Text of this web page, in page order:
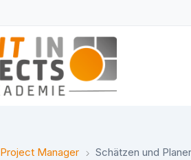
Project Manager Schätzen und